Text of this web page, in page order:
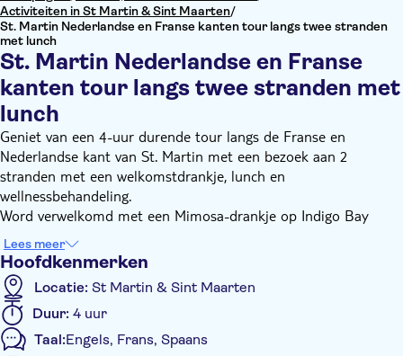
Activiteiten in St Martin & Sint Maarten/
St. Martin Nederlandse en Franse kanten tour langs twee stranden
met lunch
St. Martin Nederlandse en Franse
kanten tour langs twee stranden met
lunch
Geniet van een 4-uur durende tour langs de Franse en
Nederlandse kant van St. Martin met een bezoek aan 2
stranden met een welkomstdrankje, lunch en
wellnessbehandeling.
Word verwelkomd met een Mimosa-drankje op Indigo Bay
Beach. Kies wat je wilt proeven tussen Bo Bun Salad of Tuna
Tacos en zwem in het heldere water. Bezoek de wellnesswinkel
om verjongd te worden door natuurlijk geneeskrachtige
kokosnoot.
Bereik vervolgens Orient Bay Beach, loop over het heldere
zand en zwem in het blauwe water. Bewonder hier een perfecte
Lees meer
Hoofdkenmerken
Locatie: St Martin & Sint Maarten
Duur: 4 uur
Taal:Engels, Frans, Spaans